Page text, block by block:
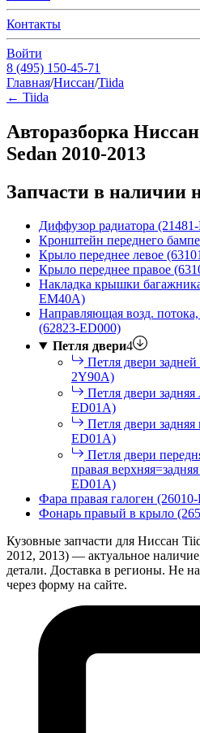
Контакты
Войти
8 (495) 150-45-71
Главная/Ниссан/Tiida
← Tiida
Авторазборка
Sedan 2010-2013
Запчасти в наличии
Диффузор радиатора
Кронштейн переднего
Крыло переднее левое
Крыло переднее правое
Накладка крышки
EM40A)
Направляющая возд.
(62823-ED000)
Петля двери4
Петля двери
2Y90A)
Петля двери задняя
ED01A)
Петля двери
ED01A)
Петля двери
правая
ED01A)
Фара правая галоген
Фонарь правый в крыло
Кузовные запчасти для Ниссан
2012, 2013) — актуальное
детали. Доставка в регионы. Не
через форму на сайте.